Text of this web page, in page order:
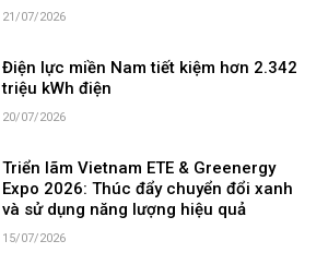
21/07/2026
Điện lực miền Nam tiết kiệm hơn 2.342
triệu kWh điện
20/07/2026
Triển lãm Vietnam ETE & Greenergy
Expo 2026: Thúc đẩy chuyển đổi xanh
và sử dụng năng lượng hiệu quả
15/07/2026